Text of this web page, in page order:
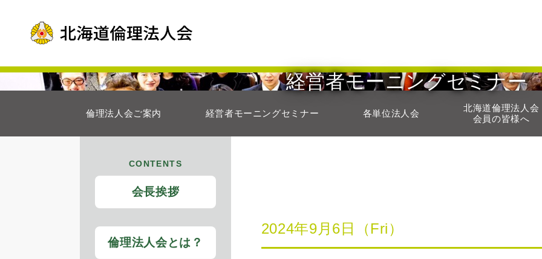
経営者モーニングセミナー
倫理法人会ご案内 経営者モーニングセミナー 各単位法人会
北海道倫理法人会
会員の皆様へ
2024年9月6日（Fri）
CONTENTS
会長挨拶
倫理法人会とは？